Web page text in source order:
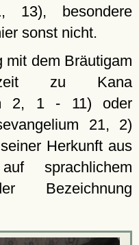
13), besondere
sonst nicht.
mit dem Bräutigam
zu Kana
2, 1 - 11) oder
21, 2)
Herkunft aus
sprachlichem
Bezeichnung